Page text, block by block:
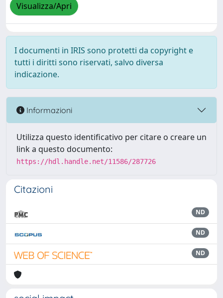
Visualizza/Apri
I documenti in IRIS sono protetti da copyright e
tutti i diritti sono riservati, salvo diversa
indicazione.
Informazioni
Utilizza questo identificativo per citare o creare un
link a questo documento:
https://hdl.handle.net/11586/287726
Citazioni
ND
ND
ND